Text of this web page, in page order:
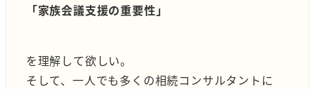
「家族会議支援の重要性」
を理解して欲しい。
そして、一人でも多くの相続コンサルタントに